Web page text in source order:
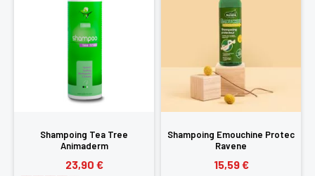
Shampoing Tea Tree
Animaderm
23,90 €
Shampoing Emouchine Protec
Ravene
15,59 €